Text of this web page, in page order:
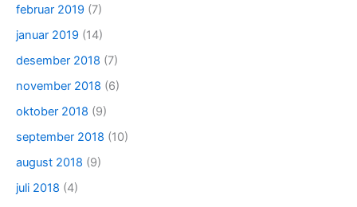
februar 2019 (7)
januar 2019 (14)
desember 2018 (7)
november 2018 (6)
oktober 2018 (9)
september 2018 (10)
august 2018 (9)
juli 2018 (4)